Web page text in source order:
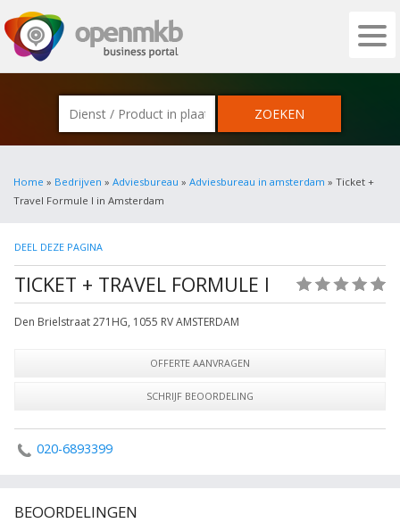
OPENMKB - DE ZAKELIJKE PORTAL
Home » Bedrijven » Adviesbureau » Adviesbureau in amsterdam » Ticket +
Travel Formule I in Amsterdam
DEEL DEZE PAGINA
TICKET + TRAVEL FORMULE I
Den Brielstraat 271HG, 1055 RVAMSTERDAM
OFFERTE AANVRAGEN
SCHRIJF BEOORDELING
020-6893399
BEOORDELINGEN